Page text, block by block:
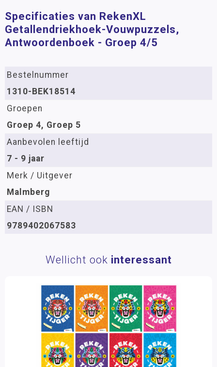
Specificaties van RekenXL
Getallendriekhoek-Vouwpuzzels,
Antwoordenboek - Groep 4/5
Bestelnummer
1310-BEK18514
Groepen
Groep 4, Groep 5
Aanbevolen leeftijd
7 - 9 jaar
Merk / Uitgever
Malmberg
EAN / ISBN
9789402067583
Wellicht ook interessant